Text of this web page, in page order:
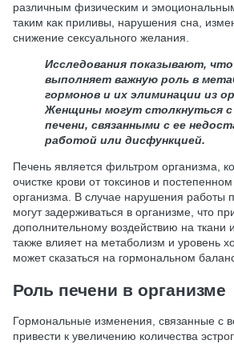
различным физическим и
таким как приливы, нарушения сна,
снижение сексуального желания.
Исследования показывают, что
выполняет важную роль в
гормонов и их элиминации из
Женщины могут столкнуться
печени, связанными с ее
работой или дисфункцией.
Печень является фильтром организма,
очистке крови от токсинов и
организма. В случае нарушения работы
могут задерживаться в организме, что
дополнительному воздействию на ткани
также влияет на метаболизм и уровень
может сказаться на гормональном
Роль печени в организме
Гормональные изменения, связанные с
привести к увеличению количества